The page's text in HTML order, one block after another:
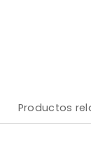
Productos